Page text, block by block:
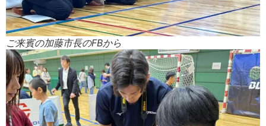
ご来賓の加藤市長のFBから